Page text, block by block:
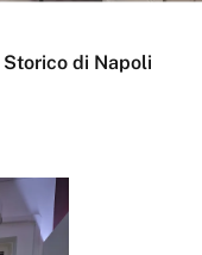
di Napoli